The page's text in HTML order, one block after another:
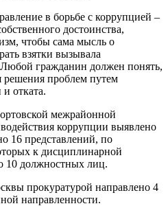
в борьбе с коррупцией –
достоинства,
чтобы сама мысль о
взятки вызывала
Любой гражданин должен понять,
решения проблем путем
отката.
межрайонной
коррупции выявлено
16 представлений, по
к дисциплинарной
10 должностных лиц.
прокуратурой направлено 4
направленности.